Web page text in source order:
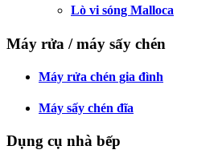
Lò vi sóng Malloca
Máy rửa / máy sấy chén
Máy rửa chén gia đình
Máy sấy chén đĩa
Dụng cụ nhà bếp